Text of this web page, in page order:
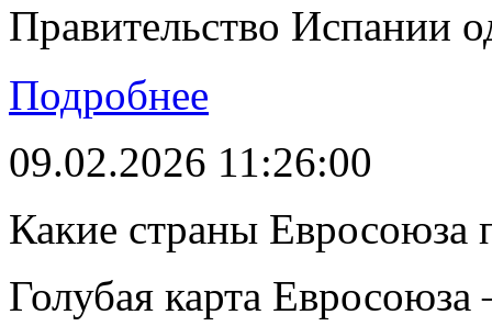
Правительство Испании
Подробнее
09.02.2026 11:26:00
Какие страны Евросоюза
Голубая карта Евросоюза